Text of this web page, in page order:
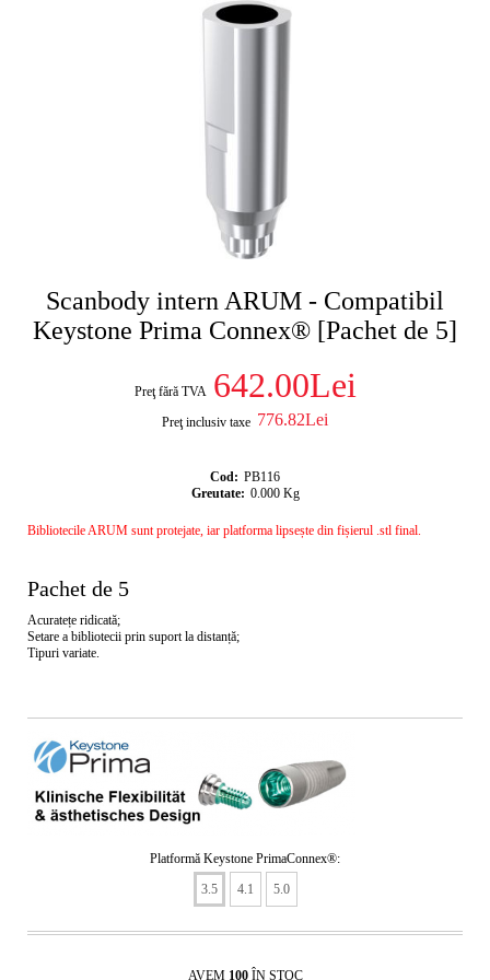
Scanbody intern ARUM - Compatibil
Keystone Prima Connex® [Pachet de 5]
Preţ fără TVA 642.00Lei
Preţ inclusiv taxe 776.82Lei
Cod: PB116
Greutate: 0.000 Kg
Bibliotecile ARUM sunt protejate, iar platforma lipsește din fișierul .stl final.
Pachet de 5
Acuratețe ridicată;
Setare a bibliotecii prin suport la distanță;
Tipuri variate.
Platformă Keystone PrimaConnex®:
3.5
4.1 5.0
AVEM 100 ÎN STOC